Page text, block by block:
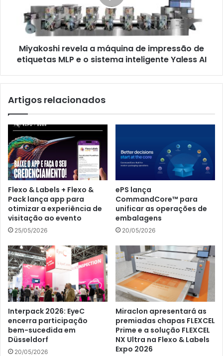
impressão
etiquetas
inteligente
AI
Miyakoshi revela a máquina de impressão de
etiquetas MLP e o sistema inteligente Yaless AI
Artigos relacionados
Flexo & Labels + Flexo &
Pack lança app para
otimizar a experiência de
visitação ao evento
25/05/2026
ePS lança
CommandCore™ para
unificar as operações de
embalagens
20/05/2026
Interpack 2026: EyeC
encerra participação
bem-sucedida em
Düsseldorf
20/05/2026
Miraclon apresentará as
premiadas chapas FLEXCEL
Prime e a solução FLEXCEL
NX Ultra na Flexo & Labels
Expo 2026